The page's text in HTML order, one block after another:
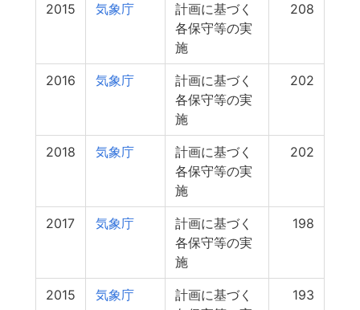
2015 気象庁
計画に基づく
各保守等の実
施
208
2016 気象庁
計画に基づく
各保守等の実
施
202
2018 気象庁
計画に基づく
各保守等の実
施
202
2017 気象庁
計画に基づく
各保守等の実
施
198
2015 気象庁
計画に基づく
193